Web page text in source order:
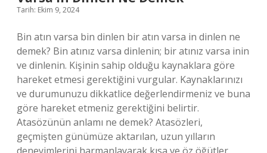
Tarih: Ekim 9, 2024
Bin atın varsa bin dinlen bir atın varsa in dinlen ne
demek? Bin atınız varsa dinlenin; bir atınız varsa inin
ve dinlenin. Kişinin sahip olduğu kaynaklara göre
hareket etmesi gerektiğini vurgular. Kaynaklarınızı
ve durumunuzu dikkatlice değerlendirmeniz ve buna
göre hareket etmeniz gerektiğini belirtir.
Atasözünün anlamı ne demek? Atasözleri,
geçmişten günümüze aktarılan, uzun yılların